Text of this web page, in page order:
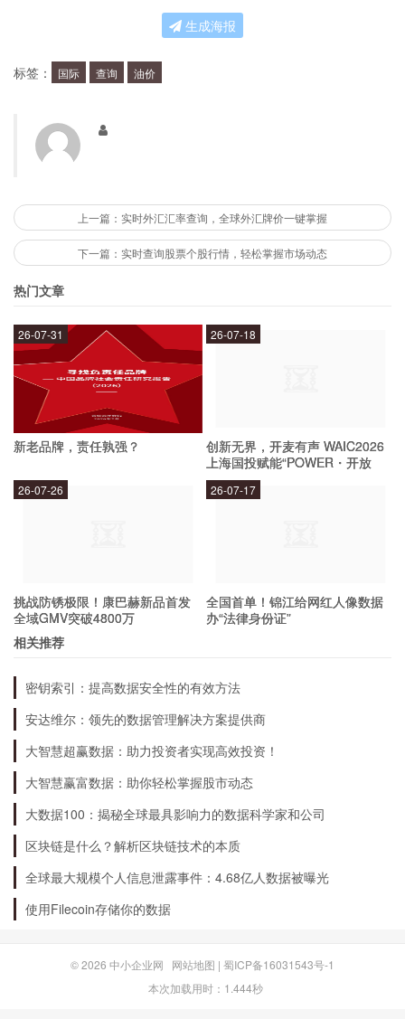
现在，查询国际油价非常方便。我们可以通过互联
网查询各种原油的价格，例如布伦特原油、WTI原
供了实时的原油价格查询服务。此外，一些财经类
的APP也提供了实时的国际油价查询功能，用户
掌握能源市场动态的重要性是什么？
要。在能源价格波动的情况下，企业需要根据市场
情况进行资源配置和生产调整，以保证企业的盈利
水平。而对于投资者来说，了解能源市场的动态可
以帮助他们做出更明智的投资决策。
如何应对国际油价的变化？
少对某一种能源的依赖。其次，可以通过提高能源
利用效率降低能源消耗。对于投资者来说，可以通
重，以减少因油价波动带来的风险。
总结
国际油价是全球经济和生活中非常重要的一个指
标，实时查询国际油价并掌握能源市场动态对于企
业和投资者来说都非常重要。在应对油价波动的情
况下，企业和投资者需要采取相应的措施，以保证
生成海报
标签： 国际 查询 油价
上一篇：实时外汇汇率查询，全球外汇牌价一键掌握
下一篇：实时查询股票个股行情，轻松掌握市场动态
热门文章
新老品牌，责任孰强？
26-07-31
创新无界，开麦有声 WAIC2026
上海国投赋能“POWER・开放
麦”专场成功举办
26-07-18
挑战防锈极限！康巴赫新品首发
全域GMV突破4800万
26-07-26
全国首单！锦江给网红人像数据
办“法律身份证”
26-07-17
相关推荐
密钥索引：提高数据安全性的有效方法
安达维尔：领先的数据管理解决方案提供商
大智慧超赢数据：助力投资者实现高效投资！
大智慧赢富数据：助你轻松掌握股市动态
大数据100：揭秘全球最具影响力的数据科学家和公司
区块链是什么？解析区块链技术的本质
全球最大规模个人信息泄露事件：4.68亿人数据被曝光
使用Filecoin存储你的数据
© 2026 中小企业网 网站地图 | 蜀ICP备16031543号-1
本次加载用时：1.444秒